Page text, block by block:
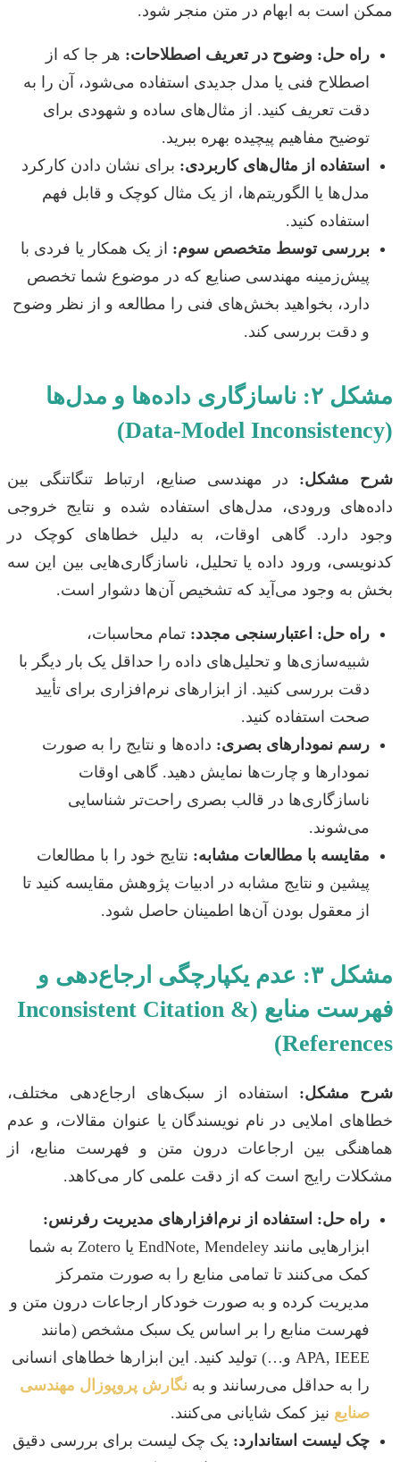
ممکن است به ابهام در متن منجر شود.
راه حل: وضوح در تعریف اصطلاحات: هر جا که از
اصطلاح فنی یا مدل جدیدی استفاده می‌شود، آن را به
دقت تعریف کنید. از مثال‌های ساده و شهودی برای
توضیح مفاهیم پیچیده بهره ببرید.
استفاده از مثال‌های کاربردی: برای نشان دادن کارکرد
مدل‌ها یا الگوریتم‌ها، از یک مثال کوچک و قابل فهم
استفاده کنید.
بررسی توسط متخصص سوم: از یک همکار یا فردی با
پیش‌زمینه مهندسی صنایع که در موضوع شما تخصص
دارد، بخواهید بخش‌های فنی را مطالعه و از نظر وضوح
و دقت بررسی کند.
مشکل ۲: ناسازگاری داده‌ها و مدل‌ها
(Data-Model Inconsistency)
شرح مشکل: در مهندسی صنایع، ارتباط تنگاتنگی بین
داده‌های ورودی، مدل‌های استفاده شده و نتایج خروجی
وجود دارد. گاهی اوقات، به دلیل خطاهای کوچک در
کدنویسی، ورود داده یا تحلیل، ناسازگاری‌هایی بین این سه
بخش به وجود می‌آید که تشخیص آن‌ها دشوار است.
راه حل: اعتبارسنجی مجدد: تمام محاسبات،
شبیه‌سازی‌ها و تحلیل‌های داده را حداقل یک بار دیگر با
دقت بررسی کنید. از ابزارهای نرم‌افزاری برای تأیید
صحت استفاده کنید.
رسم نمودارهای بصری: داده‌ها و نتایج را به صورت
نمودارها و چارت‌ها نمایش دهید. گاهی اوقات
ناسازگاری‌ها در قالب بصری راحت‌تر شناسایی
می‌شوند.
مقایسه با مطالعات مشابه: نتایج خود را با مطالعات
پیشین و نتایج مشابه در ادبیات پژوهش مقایسه کنید تا
از معقول بودن آن‌ها اطمینان حاصل شود.
مشکل ۳: عدم یکپارچگی ارجاع‌دهی و
فهرست منابع (Inconsistent Citation &
References)
شرح مشکل: استفاده از سبک‌های ارجاع‌دهی مختلف،
خطاهای املایی در نام نویسندگان یا عنوان مقالات، و عدم
هماهنگی بین ارجاعات درون متن و فهرست منابع، از
مشکلات رایج است که از دقت علمی کار می‌کاهد.
راه حل: استفاده از نرم‌افزارهای مدیریت رفرنس:
ابزارهایی مانند EndNote, Mendeley یا Zotero به شما
کمک می‌کنند تا تمامی منابع را به صورت متمرکز
مدیریت کرده و به صورت خودکار ارجاعات درون متن و
فهرست منابع را بر اساس یک سبک مشخص (مانند
APA, IEEE و…) تولید کنید. این ابزارها خطاهای انسانی
را به حداقل می‌رسانند و بهنگارش پروپوزال مهندسی
صنایع نیز کمک شایانی می‌کنند.
چک لیست استاندارد: یک چک لیست برای بررسی دقیق